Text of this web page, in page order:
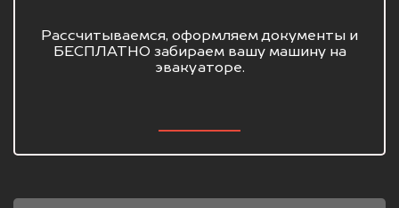
Рассчитываемся, оформляем документы и
БЕСПЛАТНО забираем вашу машину на
эвакуаторе.